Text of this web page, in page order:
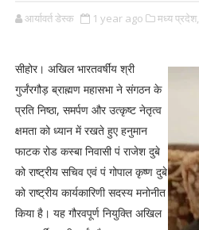
आर्यावर्त डेस्क 1 year ago मध्य प्रदेश,
सीहोर। अखिल भारतवर्षींय श्री
गुर्जंरगौड़ ब्राह्मण महासभा ने संगठन के
प्रति निष्ठा, समर्पण और उत्कृष्ट नेतृत्व
क्षमता को ध्यान में रखते हुए हनुमान
फाटक रोड कस्बा निवासी पं राजेश दुबे
को राष्ट्रीय सचिव एवं पं गोपाल कृष्ण दुबे
को राष्ट्रीय कार्यकारिणी सदस्य मनोनीत
किया है। यह गौरवपूर्ण नियुक्ति अखिल